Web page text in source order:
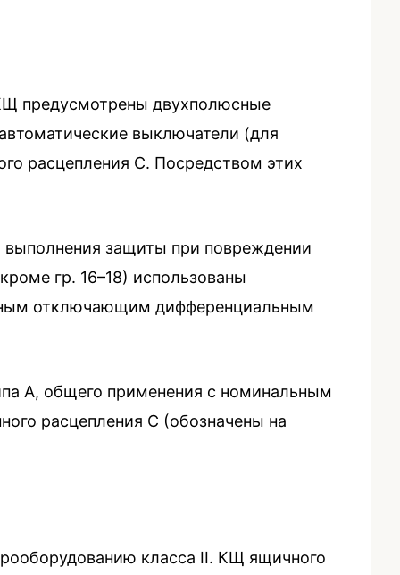
предусмотрены двухполюсные
выключатели (для
расцепления C. Посредством этих
защиты при повреждении
гр. 16–18) использованы
отключающим дифференциальным
А, общего применения с номинальным
расцепления C (обозначены на
класса II. КЩ ящичного